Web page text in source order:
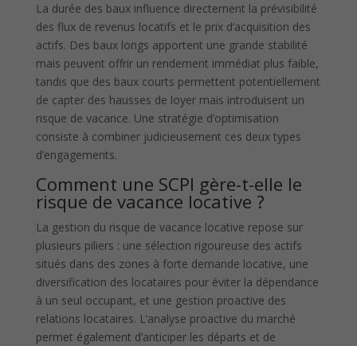
La durée des baux influence directement la prévisibilité
des flux de revenus locatifs et le prix d’acquisition des
actifs. Des baux longs apportent une grande stabilité
mais peuvent offrir un rendement immédiat plus faible,
tandis que des baux courts permettent potentiellement
de capter des hausses de loyer mais introduisent un
risque de vacance. Une stratégie d’optimisation
consiste à combiner judicieusement ces deux types
d’engagements.
Comment une SCPI gère-t-elle le
risque de vacance locative ?
La gestion du risque de vacance locative repose sur
plusieurs piliers : une sélection rigoureuse des actifs
situés dans des zones à forte demande locative, une
diversification des locataires pour éviter la dépendance
à un seul occupant, et une gestion proactive des
relations locataires. L’analyse proactive du marché
permet également d’anticiper les départs et de